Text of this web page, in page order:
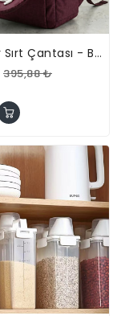
Bilgisayar Sırt Çantası - Bordo - İç Bölmeli - Organizer Cepli
395,88 ₺